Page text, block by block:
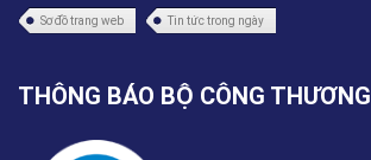
Sơ đồ trang web Tin tức trong ngày
THÔNG BÁO BỘ CÔNG THƯƠNG